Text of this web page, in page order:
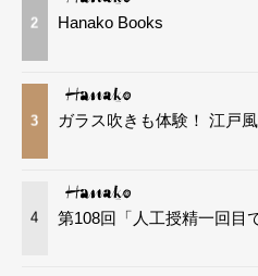
2 Hanako Books
3 ガラス吹きも体験！ 江戸
4 第108回「人工授精一回目